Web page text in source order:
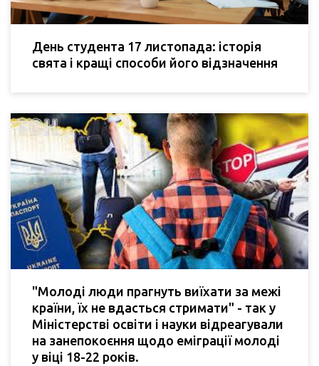
День студента 17 листопада: історія
свята і кращі способи його відзначення
"Молоді люди прагнуть виїхати за межі
країни, їх не вдасться стримати" - так у
Міністерстві освіти і науки відреагували
на занепокоєння щодо еміграції молоді
у віці 18-22 років.